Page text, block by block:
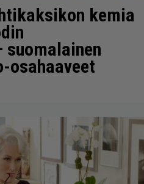
kemia
osahaaveet